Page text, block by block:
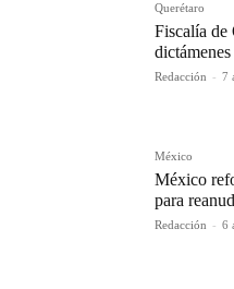
Querétaro
Fiscalía de
Redacción - 7
México
México
para
Redacción - 6